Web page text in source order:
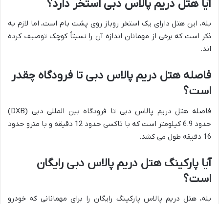
آیا هتل دریم پالاس دبی استخر دارد؟
بله، این هتل دارای یک استخر روباز روی پشت بام است، اما لازم به
ذکر است که برخی از مهمانان اندازه آن را نسبتاً کوچک توصیف کرده
اند.
فاصله هتل دریم پالاس دبی تا فرودگاه چقدر
است؟
فاصله هتل دریم پالاس دبی تا فرودگاه بین المللی دبی (DXB)
حدود 6.9 کیلومتر است که با تاکسی حدود 12 دقیقه و با مترو حدود
16 دقیقه طول می کشد.
آیا پارکینگ هتل دریم پالاس دبی رایگان
است؟
بله، هتل دریم پالاس پارکینگ رایگان را برای مهمانانی که خودرو